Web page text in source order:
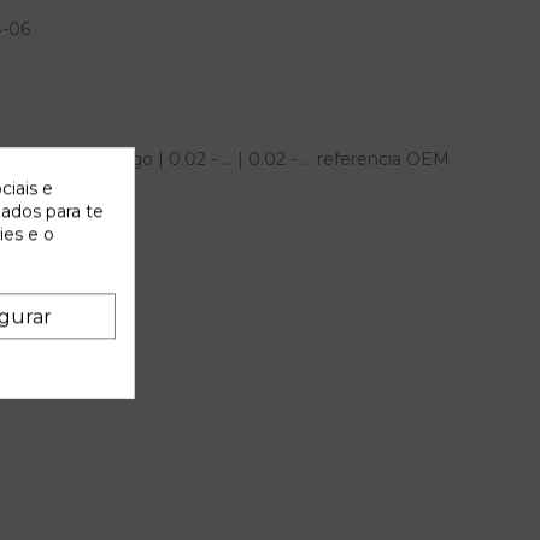
06
citroen berlingo | 0.02 - ... | 0.02 - ... referencia OEM
e
para te
e o